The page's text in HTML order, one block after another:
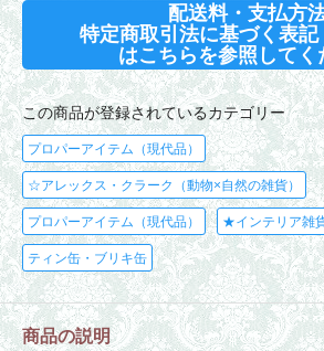
配送料・支払方
特定商取引法に基づく表記
はこちらを参照してく
この商品が登録されているカテゴリー
プロパーアイテム（現代品）
☆アレックス・クラーク（動物×自然の雑貨）
プロパーアイテム（現代品） ★インテリア雑
ティン缶・ブリキ缶
商品の説明